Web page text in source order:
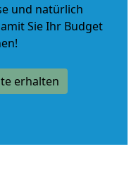
und natürlich
Sie Ihr Budget
erhalten